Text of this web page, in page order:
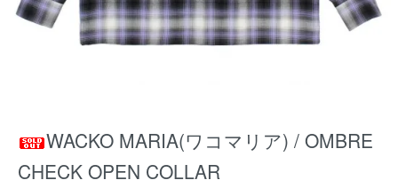
WACKO MARIA(ワコマリア) / OMBRE
CHECK OPEN COLLAR